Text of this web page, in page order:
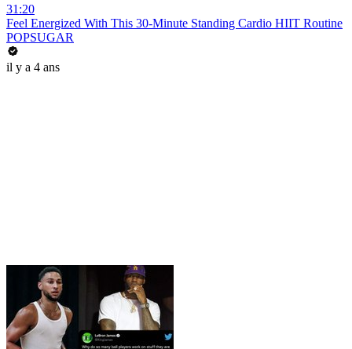
31:20
Feel Energized With This 30-Minute Standing Cardio HIIT Routine
POPSUGAR
il y a 4 ans